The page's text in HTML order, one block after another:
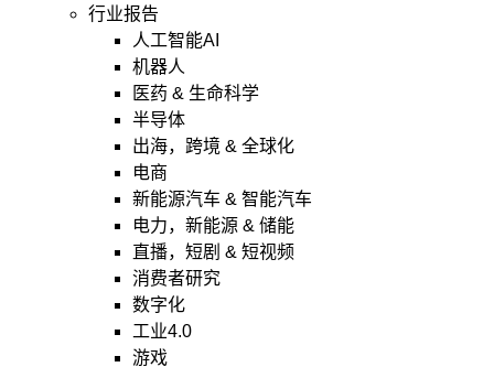
行业报告
人工智能AI
机器人
医药 & 生命科学
半导体
出海，跨境 & 全球化
电商
新能源汽车 & 智能汽车
电力，新能源 & 储能
直播，短剧 & 短视频
消费者研究
数字化
工业4.0
游戏